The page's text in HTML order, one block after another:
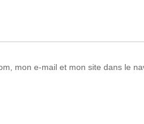
mon e-mail et mon site dans le